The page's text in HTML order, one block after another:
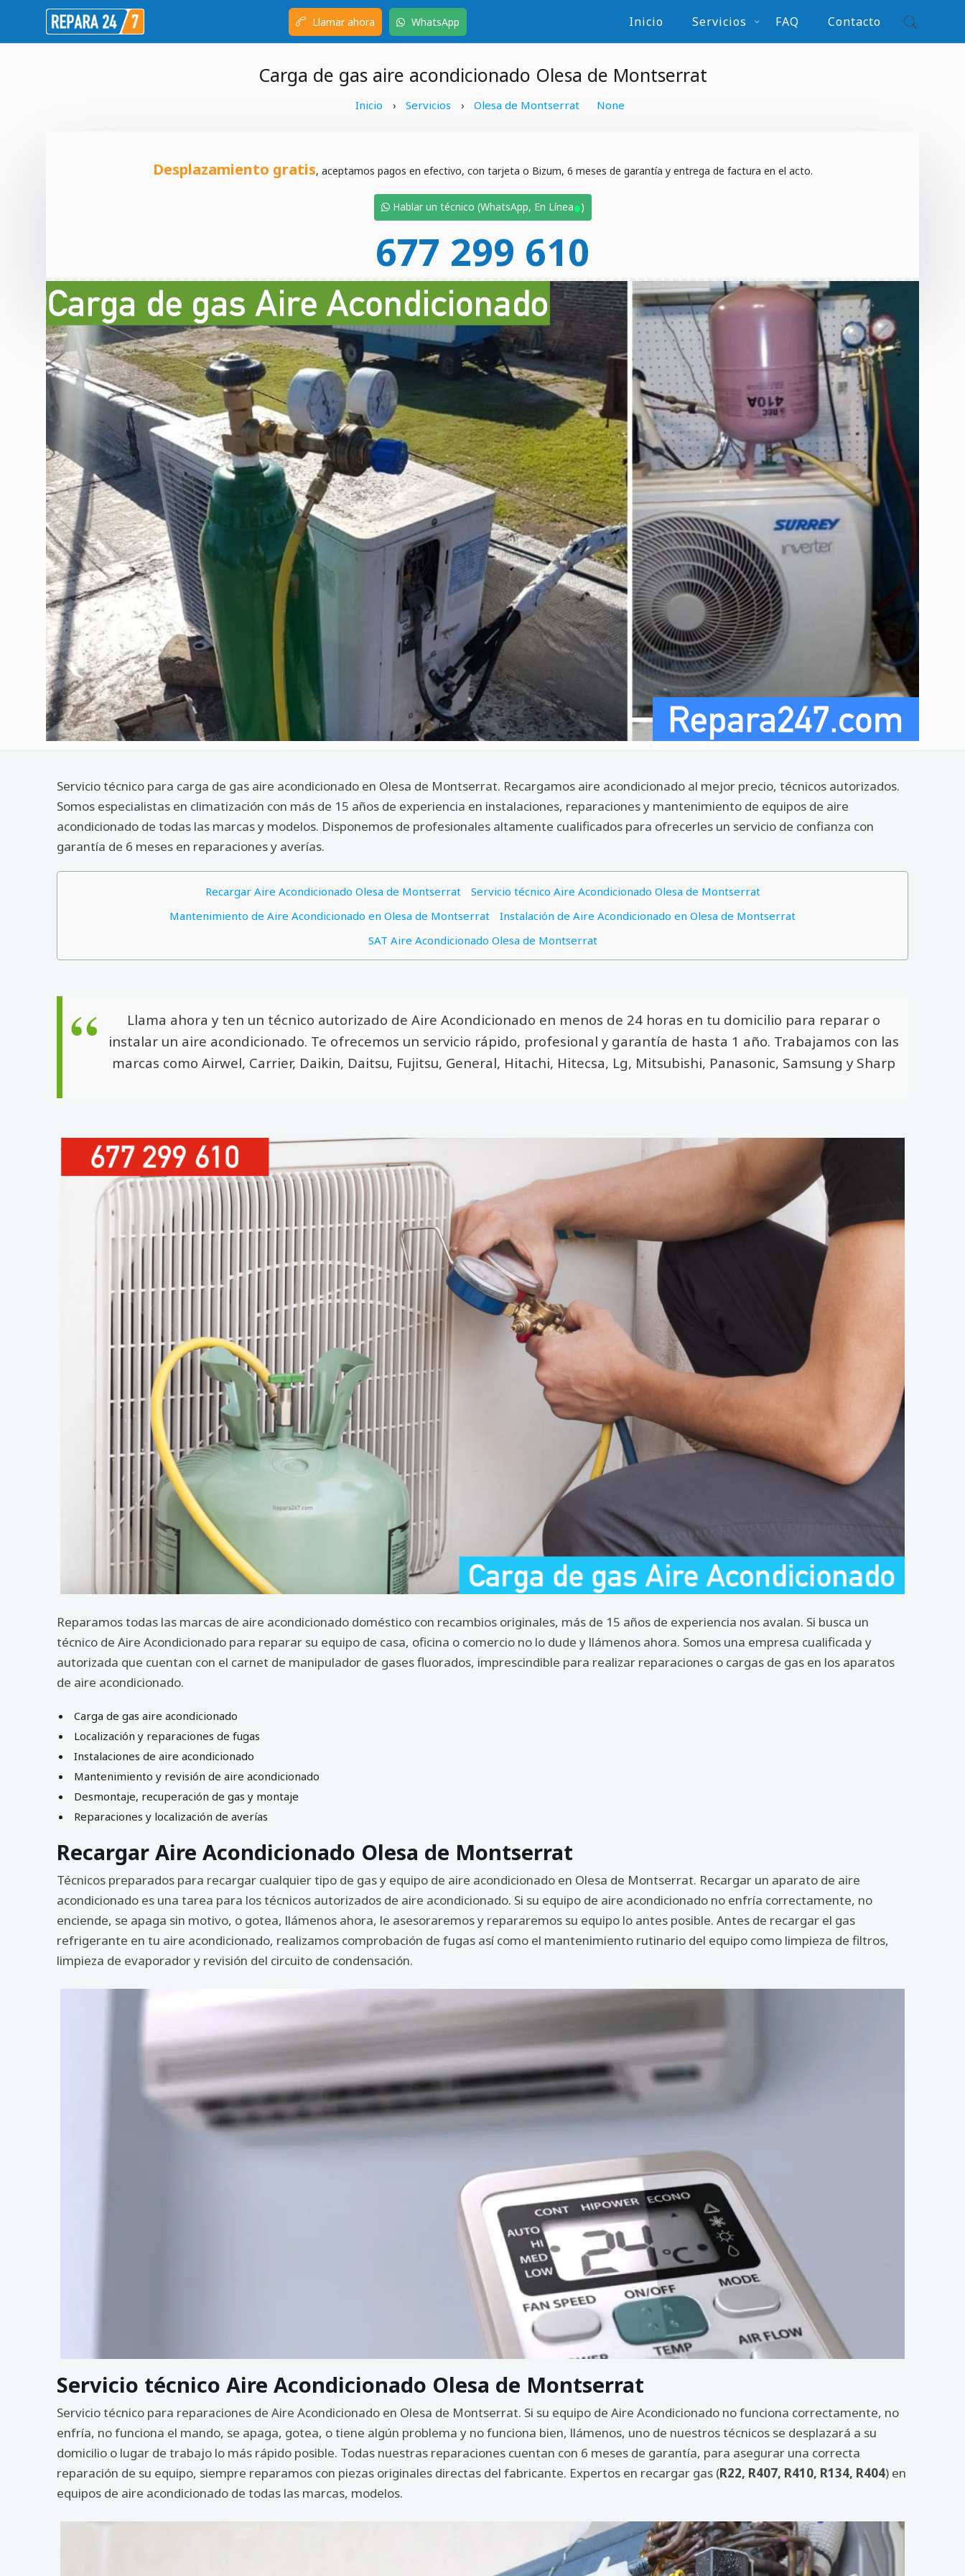
Llamar ahora WhatsApp Inicio Servicios FAQ Contacto
Carga de gas aire acondicionado Olesa de Montserrat
Inicio › Servicios › Olesa de Montserrat None
Desplazamiento gratis, aceptamos pagos en efectivo, con tarjeta o Bizum, 6 meses de garantía y entrega de factura en el acto.
Hablar un técnico (WhatsApp, En Línea•)
677 299 610
Servicio técnico para carga de gas aire acondicionado en Olesa de Montserrat. Recargamos aire acondicionado al mejor precio, técnicos autorizados.
Somos especialistas en climatización con más de 15 años de experiencia en instalaciones, reparaciones y mantenimiento de equipos de aire
acondicionado de todas las marcas y modelos. Disponemos de profesionales altamente cualificados para ofrecerles un servicio de confianza con
garantía de 6 meses en reparaciones y averías.
Recargar Aire Acondicionado Olesa de Montserrat
Servicio técnico Aire Acondicionado Olesa de Montserrat
Mantenimiento de Aire Acondicionado en Olesa de Montserrat
Instalación de Aire Acondicionado en Olesa de Montserrat
SAT Aire Acondicionado Olesa de Montserrat
Llama ahora y ten un técnico autorizado de Aire Acondicionado en menos de 24 horas en tu domicilio para reparar o
instalar un aire acondicionado. Te ofrecemos un servicio rápido, profesional y garantía de hasta 1 año. Trabajamos con las
marcas como Airwel, Carrier, Daikin, Daitsu, Fujitsu, General, Hitachi, Hitecsa, Lg, Mitsubishi, Panasonic, Samsung y Sharp
Reparamos todas las marcas de aire acondicionado doméstico con recambios originales, más de 15 años de experiencia nos avalan. Si busca un
técnico de Aire Acondicionado para reparar su equipo de casa, oficina o comercio no lo dude y llámenos ahora. Somos una empresa cualificada y
autorizada que cuentan con el carnet de manipulador de gases fluorados, imprescindible para realizar reparaciones o cargas de gas en los aparatos
de aire acondicionado.
Carga de gas aire acondicionado
Localización y reparaciones de fugas
Instalaciones de aire acondicionado
Mantenimiento y revisión de aire acondicionado
Desmontaje, recuperación de gas y montaje
Reparaciones y localización de averías
Recargar Aire Acondicionado Olesa de Montserrat
Técnicos preparados para recargar cualquier tipo de gas y equipo de aire acondicionado en Olesa de Montserrat. Recargar un aparato de aire
acondicionado es una tarea para los técnicos autorizados de aire acondicionado. Si su equipo de aire acondicionado no enfría correctamente, no
enciende, se apaga sin motivo, o gotea, llámenos ahora, le asesoraremos y repararemos su equipo lo antes posible. Antes de recargar el gas
refrigerante en tu aire acondicionado, realizamos comprobación de fugas así como el mantenimiento rutinario del equipo como limpieza de filtros,
limpieza de evaporador y revisión del circuito de condensación.
Servicio técnico Aire Acondicionado Olesa de Montserrat
Servicio técnico para reparaciones de Aire Acondicionado en Olesa de Montserrat. Si su equipo de Aire Acondicionado no funciona correctamente, no
enfría, no funciona el mando, se apaga, gotea, o tiene algún problema y no funciona bien, llámenos, uno de nuestros técnicos se desplazará a su
domicilio o lugar de trabajo lo más rápido posible. Todas nuestras reparaciones cuentan con 6 meses de garantía, para asegurar una correcta
reparación de su equipo, siempre reparamos con piezas originales directas del fabricante. Expertos en recargar gas (R22, R407, R410, R134, R404) en
equipos de aire acondicionado de todas las marcas, modelos.